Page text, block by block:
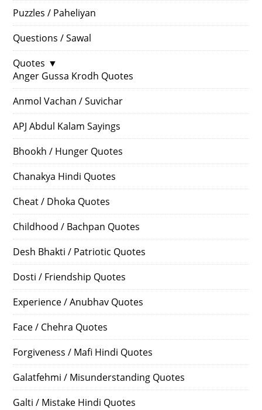
Puzzles / Paheliyan
Questions / Sawal
Quotes ▼
Anger Gussa Krodh Quotes
Anmol Vachan / Suvichar
APJ Abdul Kalam Sayings
Bhookh / Hunger Quotes
Chanakya Hindi Quotes
Cheat / Dhoka Quotes
Childhood / Bachpan Quotes
Desh Bhakti / Patriotic Quotes
Dosti / Friendship Quotes
Experience / Anubhav Quotes
Face / Chehra Quotes
Forgiveness / Mafi Hindi Quotes
Galatfehmi / Misunderstanding Quotes
Galti / Mistake Hindi Quotes